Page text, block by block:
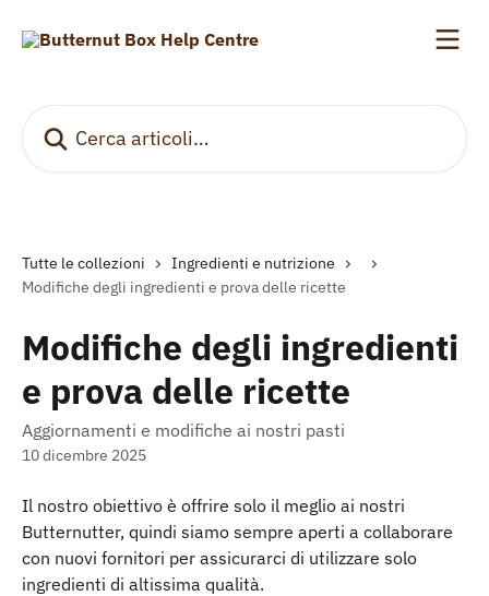
Tutte le collezioni
Ingredienti e nutrizione
Modifiche degli ingredienti e prova delle ricette
Modifiche degli ingredienti
e prova delle ricette
Aggiornamenti e modifiche ai nostri pasti
10 dicembre 2025
Il nostro obiettivo è offrire solo il meglio ai nostri
Butternutter, quindi siamo sempre aperti a collaborare
con nuovi fornitori per assicurarci di utilizzare solo
ingredienti di altissima qualità.